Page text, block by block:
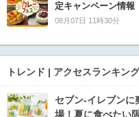
定キャンペーン情報
08月07日 11時30分
トレンド | アクセスランキング
セブン‐イレブン
場！夏に食べたい